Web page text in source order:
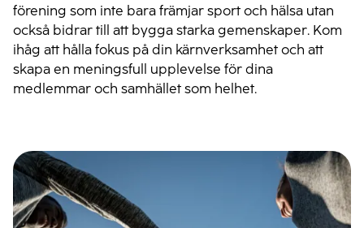
förening som inte bara främjar sport och hälsa utan
också bidrar till att bygga starka gemenskaper. Kom
ihåg att hålla fokus på din kärnverksamhet och att
skapa en meningsfull upplevelse för dina
medlemmar och samhället som helhet.